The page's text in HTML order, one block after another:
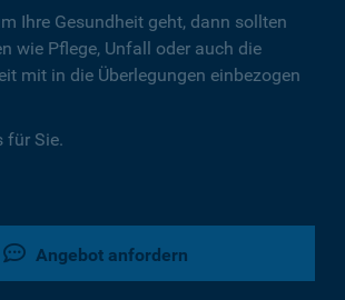
Ihre Gesundheit geht, dann sollten
wie Pflege, Unfall oder auch die
mit in die Überlegungen einbezogen
für Sie.
Angebot anfordern